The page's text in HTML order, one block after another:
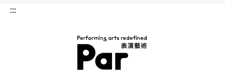
:::